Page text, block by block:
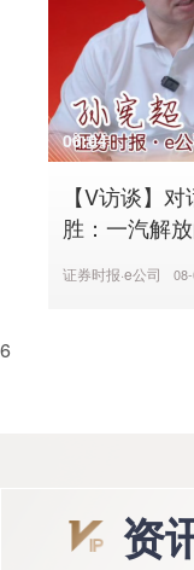
06:04
【V访谈】
胜：一汽解
证券时报·e公司
6
资